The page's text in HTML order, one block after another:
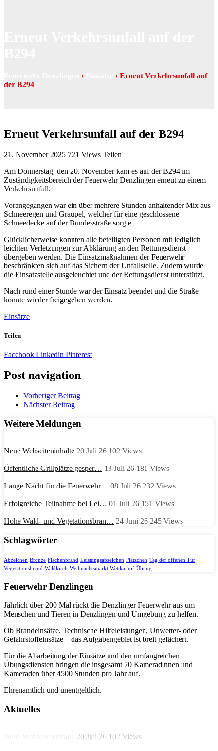
› › Erneut Verkehrsunfall auf
der B294
Erneut Verkehrsunfall auf der B294
21. November 2025 721 Views Teilen
Am Donnerstag, den 20. November kam es auf der B294 im
Zuständigkeitsbereich der Feuerwehr Denzlingen erneut zu einem
Verkehrsunfall.
Vorangegangen war ein über mehrere Stunden anhaltender Mix aus
Schneeregen und Graupel, welcher für eine geschlossene
Schneedecke auf der Bundesstraße sorgte.
Glücklicherweise konnten alle beteiligten Personen mit lediglich
leichten Verletzungen zur Abklärung an den Rettungsdienst
übergeben werden. Die Einsatzmaßnahmen der Feuerwehr
beschränkten sich auf das Sichern der Unfallstelle. Zudem wurde
die Einsatzstelle ausgeleuchtet und der Rettungsdienst unterstützt.
Nach rund einer Stunde war der Einsatz beendet und die Straße
konnte wieder freigegeben werden.
Einsätze
Teilen
Facebook Linkedin Pinterest
Post navigation
Vorheriger Beitrag
Nächster Beitrag
Weitere Meldungen
Neue Webseiteninhalte 20 Juli 26 102 Views
Öffentliche Grillplätze gesper… 13 Juli 26 181 Views
Lange Nacht für die Feuerwehr… 08 Juli 26 232 Views
Erfolgreiche Teilnahme bei Lei… 01 Juli 26 151 Views
Hohe Wald- und Vegetationsbran… 24 Juni 26 245 Views
Schlagwörter
Abzeichen Bronze Flächenbrand Leistungsabzeichen Plätzchen Tag der offenen Tür
Vegetationsbrand Waldkirch Weihnachtsmarkt Wettkampf Übung
Feuerwehr Denzlingen
Jährlich über 200 Mal rückt die Denzlinger Feuerwehr aus um
Menschen und Tieren in Denzlingen und Umgebung zu helfen.
Ob Brandeinsätze, Technische Hilfeleistungen, Unwetter- oder
Gefahrstoffeinsätze – das Aufgabengebiet ist breit gefächert.
Für die Abarbeitung der Einsätze und den umfangreichen
Übungsdiensten bringen die insgesamt 70 Kameradinnen und
Kameraden über 4500 Stunden pro Jahr auf.
Ehrenamtlich und unentgeltlich.
Aktuelles
20 Juli 26 102 Views